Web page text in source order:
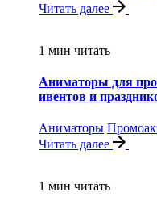
Читать далее
1 мин читать
Аниматоры для
ивентов и
Аниматоры
Читать далее
1 мин читать